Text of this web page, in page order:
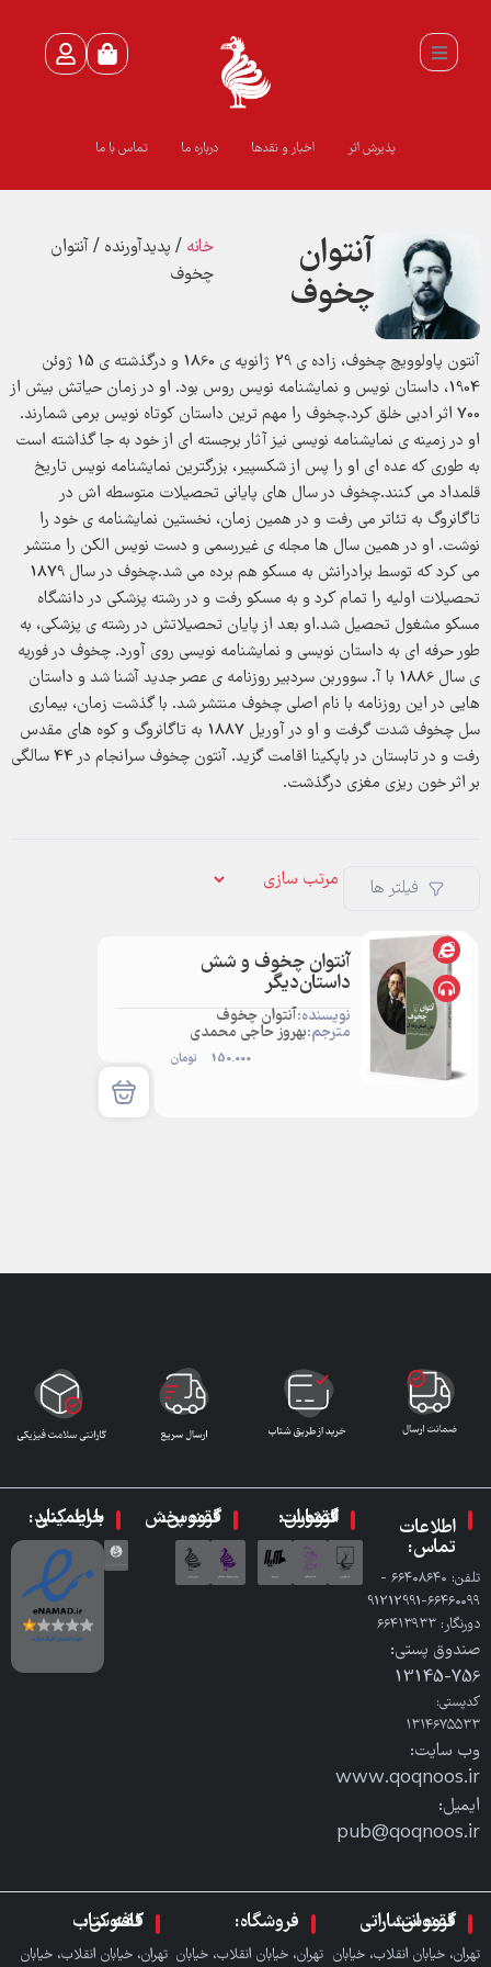
پذیرش اثر اخبار و نقدها درباره ما تماس با ما
آنتوان
چخوف
خانه / پدیدآورنده / آنتوان
چخوف
آنتون پاولوویچ چخوف، زاده ی 29 ژانویه ی 1860 و درگذشته ی 15 ژوئن
1904، داستان نویس و نمایشنامه نویس روس بود. او در زمان حیاتش بیش از
700 اثر ادبی خلق کرد.چخوف را مهم ترین داستان کوتاه نویس برمی شمارند.
او در زمینه ی نمایشنامه نویسی نیز آثار برجسته ای از خود به جا گذاشته است
به طوری که عده ای او را پس از شکسپیر، بزرگترین نمایشنامه نویس تاریخ
قلمداد می کنند.چخوف در سال های پایانی تحصیلات متوسطه اش در
تاگانروگ به تئاتر می رفت و در همین زمان، نخستین نمایشنامه ی خود را
نوشت. او در همین سال ها مجله ی غیررسمی و دست نویس الکن را منتشر
می کرد که توسط برادرانش به مسکو هم برده می شد.چخوف در سال 1879
تحصیلات اولیه را تمام کرد و به مسکو رفت و در رشته پزشکی در دانشگاه
مسکو مشغول تحصیل شد.او بعد از پایان تحصیلاتش در رشته ی پزشکی، به
طور حرفه ای به داستان نویسی و نمایشنامه نویسی روی آورد. چخوف در فوریه
ی سال 1886 با آ. سووربن سردبیر روزنامه ی عصر جدید آشنا شد و داستان
هایی در این روزنامه با نام اصلی چخوف منتشر شد. با گذشت زمان، بیماری
سل چخوف شدت گرفت و او در آوریل 1887 به تاگانروگ و کوه های مقدس
رفت و در تابستان در باپکینا اقامت گزید. آنتون چخوف سرانجام در 44 سالگی
بر اثر خون ریزی مغزی درگذشت.
فیلتر ها
آنتوان‌ چخوف و شش
داستان‌دیگر
نویسنده:آنتوان چخوف
مترجم:بهروز حاجی محمدی
150.000 تومان
اطلاعات
تماس:
تلفن: ٦٦٤٠٨٦٤٠ -
٦٦٤٦٠٠٩٩-91212991
دورنگار: ٦٦٤١٣٩٣٣
صندوق پستی:
756-13145
کدپستی:
۱۳۱۴۶۷۵۵۳۳
وب سایت:
www.qoqnoos.ir
ایمیل:
pub@qoqnoos.ir
گروه انتشارات ققنوس: گروه پخش ققنوس: با اطمینان خرید کنید:
گروه انتشاراتی ققنوس:
تهران، خیابان انقلاب، خیابان
فروشگاه:
تهران، خیابان انقلاب، خیابان
کافه کتاب ققنوس:
تهران، خیابان انقلاب، خیابان